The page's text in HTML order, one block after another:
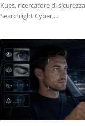
Kues, ricercatore di
Searchlight Cyber,...